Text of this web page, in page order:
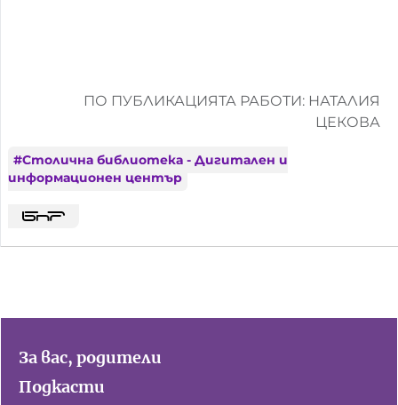
ПО ПУБЛИКАЦИЯТА РАБОТИ: НАТАЛИЯ
ЦЕКОВА
#Столична библиотека - Дигитален и
информационен център
За вас, родители
Подкасти